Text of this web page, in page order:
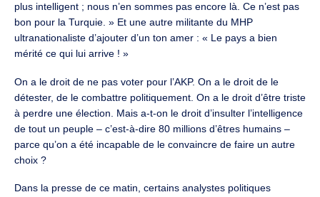
plus intelligent ; nous n’en sommes pas encore là. Ce n’est pas
bon pour la Turquie. » Et une autre militante du MHP
ultranationaliste d’ajouter d’un ton amer : « Le pays a bien
mérité ce qui lui arrive ! »
On a le droit de ne pas voter pour l’AKP. On a le droit de le
détester, de le combattre politiquement. On a le droit d’être triste
à perdre une élection. Mais a-t-on le droit d’insulter l’intelligence
de tout un peuple – c’est-à-dire 80 millions d’êtres humains –
parce qu’on a été incapable de le convaincre de faire un autre
choix ?
Dans la presse de ce matin, certains analystes politiques